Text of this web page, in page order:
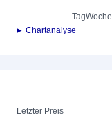
TagWoche
► Chartanalyse
Letzter Preis